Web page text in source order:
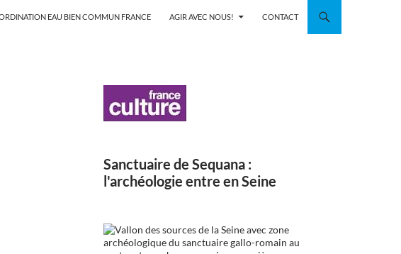
EAU BIEN COMMUN FRANCE AGIR AVEC NOUS! CONTACT
Sanctuaire de Sequana :
l'archéologie entre en Seine